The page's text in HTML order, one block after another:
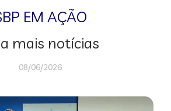
EM AÇÃO
mais notícias
08/06/2026